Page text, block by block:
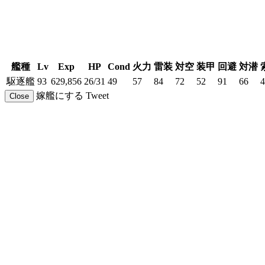
艦種 Lv Exp HP Cond 火力 雷装 対空 装甲 回避 対潜
駆逐艦 93 629,856 26/31 49 57 84 72 52 91 66
Close 嫁艦にする Tweet